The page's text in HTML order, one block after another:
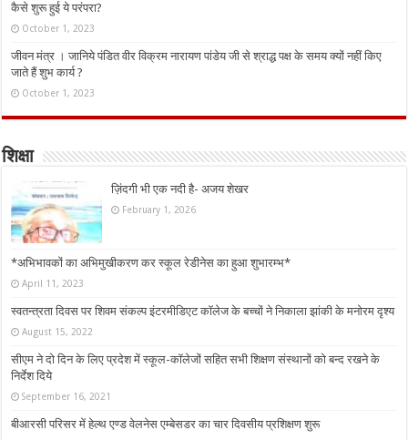
कैसे शुरू हुई ये परंपरा?
October 1, 2023
जीवन मंत्र । जानिये पंडित वीर विक्रम नारायण पांडेय जी से श्राद्ध पक्ष के समय क्यों नहीं किए
जाते हैं शुभ कार्य ?
October 1, 2023
शिक्षा
ज़िंदगी भी एक नदी है- अजय शेखर
February 1, 2026
*अभिभावकों का अभिमुखीकरण कर स्कूल रेडीनेस का हुआ शुभारम्भ*
April 11, 2023
स्वतन्त्रता दिवस पर शिवम संकल्प इंटरमीडिएट कॉलेज के बच्चों ने निकाला झांकी के मनोरम दृश्य
August 15, 2022
सीएम ने दो दिन के लिए प्रदेश में स्कूल-कॉलेजों सहित सभी शिक्षण संस्थानों को बन्द रखने के
निर्देश दिये
September 16, 2021
बीआरसी परिसर में हेल्थ एण्ड वेलनेस एम्बेसडर का चार दिवसीय प्रशिक्षण शुरू